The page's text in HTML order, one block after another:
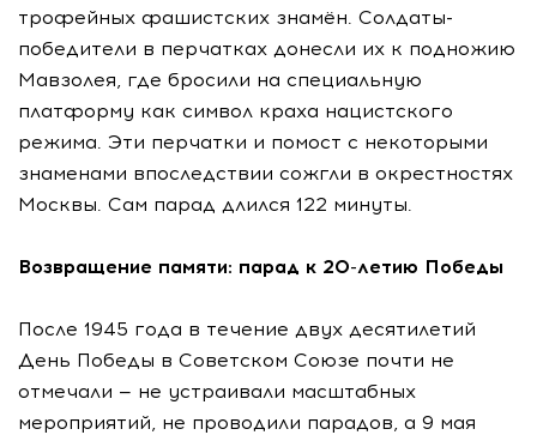
трофейных фашистских знамён. Солдаты-
победители в перчатках донесли их к подножию
Мавзолея, где бросили на специальную
платформу как символ краха нацистского
режима. Эти перчатки и помост с некоторыми
знаменами впоследствии сожгли в окрестностях
Москвы. Сам парад длился 122 минуты.
Возвращение памяти: парад к 20-летию Победы
После 1945 года в течение двух десятилетий
День Победы в Советском Союзе почти не
отмечали — не устраивали масштабных
мероприятий, не проводили парадов, а 9 мая